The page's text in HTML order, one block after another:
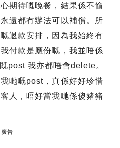
期待嘅晚餐，結果係不愉
遠都冇辦法可以補償。所
退款安排，因為我始終有
付款是應份嘅，我並唔係
post 我亦都唔會delete。
哋嘅post，真係好好珍惜
人，唔好當我哋係傻豬豬
廣告